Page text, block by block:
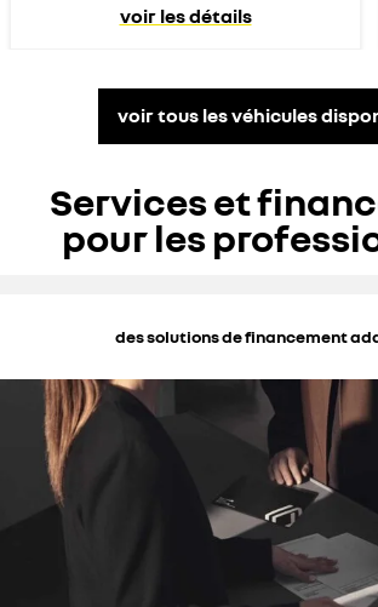
voir les détails
voir tous les véhicules
Services et
pour les
des solutions de financement